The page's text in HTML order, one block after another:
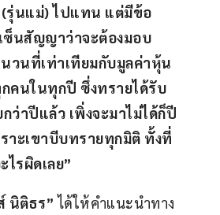
รุ่นแม่) ไปแทน แต่มีข้อ
ซ็นสัญญาว่าจะต้องมอบ
วนที่เท่าเทียมกับมูลค่าหุ้น
คนในทุกปี ซึ่งทรายได้รับ
ว่าปีแล้ว เพิ่งจะมาไม่ได้ก็ปี
าะเขาบีบทรายทุกมิติ ทั้งที่
ไรผิดเลย”
นิติธร” ได้ให้คำแนะนำทาง